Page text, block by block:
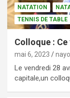
NATATION
TENNIS DE TABLE
Colloque :
mai 6, 2023
Le vendredi 28
capitale,un